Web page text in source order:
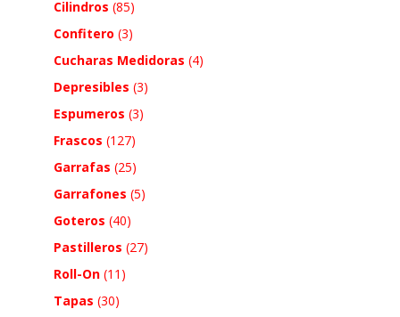
Cilindros (85)
Confitero (3)
Cucharas Medidoras (4)
Depresibles (3)
Espumeros (3)
Frascos (127)
Garrafas (25)
Garrafones (5)
Goteros (40)
Pastilleros (27)
Roll-On (11)
Tapas (30)